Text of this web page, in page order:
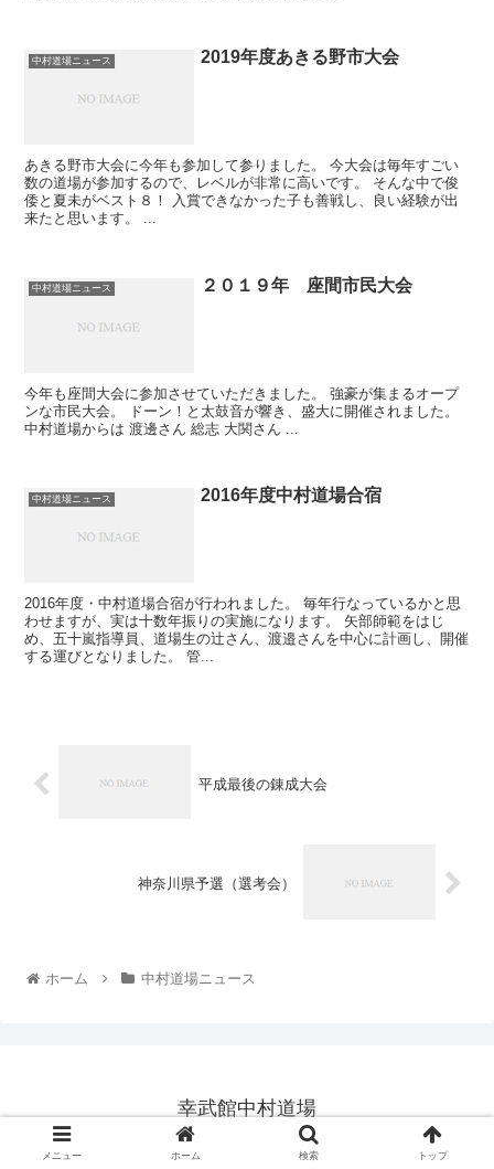
中村道場ニュース 2019年度あきる野市大会
あきる野市大会に今年も参加して参りました。 今大会は毎年すごい
数の道場が参加するので、レベルが非常に高いです。 そんな中で俊
倭と夏未がベスト８！ 入賞できなかった子も善戦し、良い経験が出
来たと思います。 ...
中村道場ニュース ２０１９年 座間市民大会
今年も座間大会に参加させていただきました。 強豪が集まるオープ
ンな市民大会。 ドーン！と太鼓音が響き、盛大に開催されました。
中村道場からは 渡邊さん 総志 大関さん ...
中村道場ニュース 2016年度中村道場合宿
2016年度・中村道場合宿が行われました。 毎年行なっているかと思
わせますが、実は十数年振りの実施になります。 矢部師範をはじ
め、五十嵐指導員、道場生の辻さん、渡邉さんを中心に計画し、開催
する運びとなりました。 管...
平成最後の錬成大会
神奈川県予選（選考会）
ホーム 中村道場ニュース
幸武館中村道場
© 2015 幸武館中村道場.
メニュー ホーム 検索 トップ